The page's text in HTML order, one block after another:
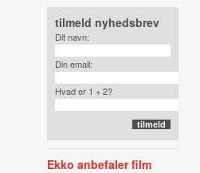
tilmeld nyhedsbrev
Dit navn:
Din email:
Hvad er 1 + 2?
Ekko anbefaler film